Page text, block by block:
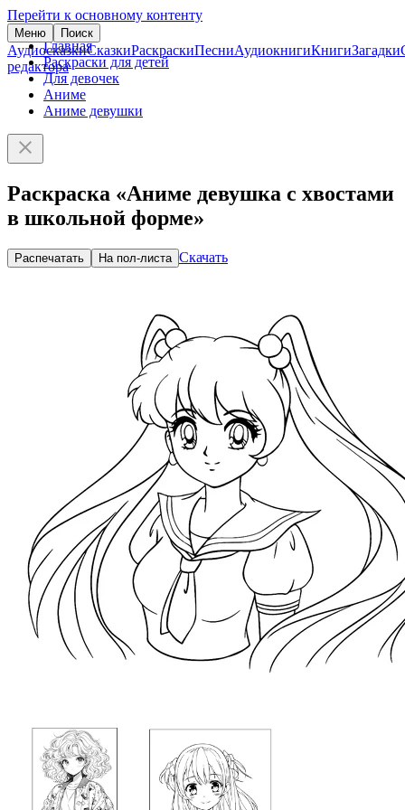
Перейти к основному контенту
Меню Поиск
АудиосказкиСказкиРаскраскиПесниАудиокнигиКнигиЗагадки
редактора
Главная
Раскраски для детей
Для девочек
Аниме
Аниме девушки
Раскраска «Аниме девушка с хвостами
в школьной форме»
Распечатать На пол-листа Скачать